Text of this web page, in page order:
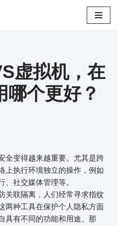
虚拟机，在
哪个更好？
全变得越来越重要。尤其是跨
上执行环境独立的操作，例如
、社交媒体管理等。
关联隔离，人们经常寻求指纹
两种工具在保护个人隐私方面
具有不同的功能和用途。那